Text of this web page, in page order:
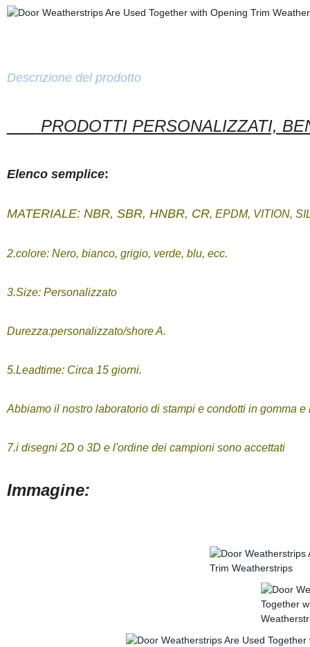
Descrizione del prodotto
PRODOTTI PERSONALIZZATI,
Elenco semplice:
MATERIALE: NBR, SBR, HNBR, CR, EPDM, VITION,
2.colore: Nero, bianco, grigio, verde, blu, ecc.
3.Size: Personalizzato
Durezza:personalizzato/shore A.
5.Leadtime: Circa 15 giorni.
Abbiamo il nostro laboratorio di stampi e condotti in gomma
7.i disegni 2D o 3D e l'ordine dei campioni sono accettati
Immagine: